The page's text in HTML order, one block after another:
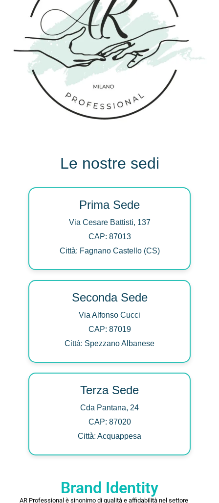
Le nostre sedi
Prima Sede
Via Cesare Battisti, 137
CAP: 87013
Città: Fagnano Castello (CS)
Seconda Sede
Via Alfonso Cucci
CAP: 87019
Città: Spezzano Albanese
Terza Sede
Cda Pantana, 24
CAP: 87020
Città: Acquappesa
Brand Identity
AR Professional è sinonimo di qualità e affidabilità nel settore